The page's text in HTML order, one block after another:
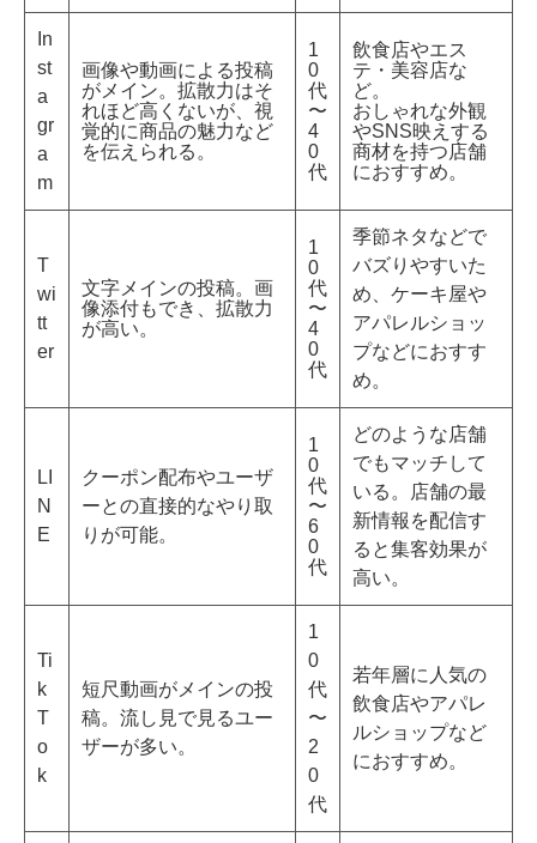
In
st
a
gr
a
m
画像や動画による投稿
がメイン。拡散力はそ
れほど高くないが、視
覚的に商品の魅力など
を伝えられる。
1
0
代
〜
4
0
代
飲食店やエス
テ・美容店な
ど。
おしゃれな外観
やSNS映えする
商材を持つ店舗
におすすめ。
T
wi
tt
er
文字メインの投稿。画
像添付もでき、拡散力
が高い。
1
0
代
〜
4
0
代
季節ネタなどで
バズりやすいた
め、ケーキ屋や
アパレルショッ
プなどにおすす
め。
LI
N
E
クーポン配布やユーザ
ーとの直接的なやり取
りが可能。
1
0
代
〜
6
0
代
どのような店舗
でもマッチして
いる。店舗の最
新情報を配信す
ると集客効果が
高い。
Ti
k
T
o
k
短尺動画がメインの投
稿。流し見で見るユー
ザーが多い。
1
0
代
〜
2
0
代
若年層に人気の
飲食店やアパレ
ルショップなど
におすすめ。